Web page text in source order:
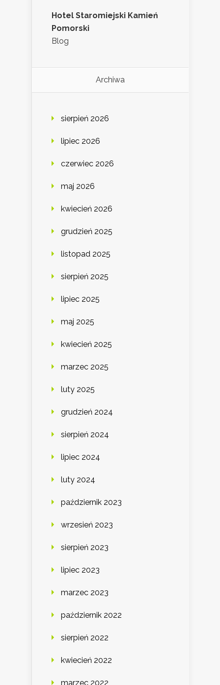
Hotel Staromiejski Kamień
Pomorski
Blog
Archiwa
sierpień 2026
lipiec 2026
czerwiec 2026
maj 2026
kwiecień 2026
grudzień 2025
listopad 2025
sierpień 2025
lipiec 2025
maj 2025
kwiecień 2025
marzec 2025
luty 2025
grudzień 2024
sierpień 2024
lipiec 2024
luty 2024
październik 2023
wrzesień 2023
sierpień 2023
lipiec 2023
marzec 2023
październik 2022
sierpień 2022
kwiecień 2022
marzec 2022